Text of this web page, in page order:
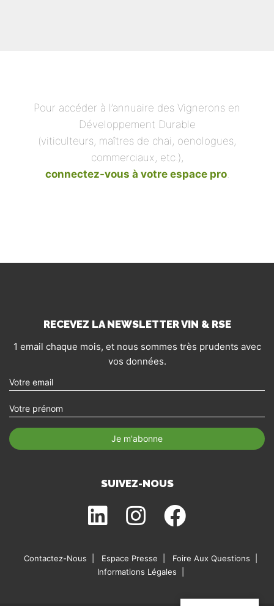
Pour accéder à l’annuaire des Vignerons en
Développement Durable
(viticulteurs, maîtres de chai, oenologues,
commerciaux, etc.),
connectez-vous à votre espace pro.
RECEVEZ LA NEWSLETTER VIN & RSE
1 email chaque mois, et nous sommes très prudents avec
vos données.
SUIVEZ-NOUS
Contactez-Nous Espace Presse
Foire Aux Questions
Informations Légales